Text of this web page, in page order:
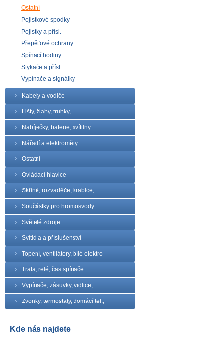
Ostatní
Pojistkové spodky
Pojistky a přísl.
Přepěťové ochrany
Spínací hodiny
Stykače a přísl.
Vypínače a signálky
Kabely a vodiče
Lišty, žlaby, trubky, …
Nabíječky, baterie, svítilny
Nářadí a elektroměry
Ostatní
Ovládací hlavice
Skříně, rozvaděče, krabice, …
Součástky pro hromosvody
Světelé zdroje
Svítidla a příslušenství
Topení, ventilátory, bílé elektro
Trafa, relé, čas.spínače
Vypínače, zásuvky, vidlice, …
Zvonky, termostaty, domácí tel.,
Kde nás najdete